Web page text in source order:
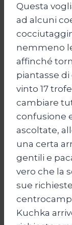
Questa
ad alcuni
nemmeno
affinché
piantasse
vinto 17
cambiare
confusione
ascoltate,
una certa
gentili e
vero che la
sue
Kuchka